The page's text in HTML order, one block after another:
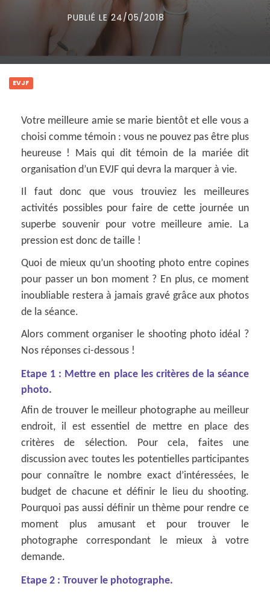
PUBLIÉ LE 24/05/2018
EVJF
Votre meilleure amie se marie bientôt et elle vous a
choisi comme témoin : vous ne pouvez pas être plus
heureuse ! Mais qui dit témoin de la mariée dit
organisation d’un EVJF qui devra la marquer à vie.
Il faut donc que vous trouviez les meilleures
activités possibles pour faire de cette journée un
superbe souvenir pour votre meilleure amie. La
pression est donc de taille !
Quoi de mieux qu’un shooting photo entre copines
pour passer un bon moment ? En plus, ce moment
inoubliable restera à jamais gravé grâce aux photos
de la séance.
Alors comment organiser le shooting photo idéal ?
Nos réponses ci-dessous !
Etape 1 : Mettre en place les critères de la séance
photo.
Afin de trouver le meilleur photographe au meilleur
endroit, il est essentiel de mettre en place des
critères de sélection. Pour cela, faites une
discussion avec toutes les potentielles participantes
pour connaître le nombre exact d’intéressées, le
budget de chacune et définir le lieu du shooting.
Pourquoi pas aussi définir un thème pour rendre ce
moment plus amusant et pour trouver le
photographe correspondant le mieux à votre
demande.
Etape 2 : Trouver le photographe.